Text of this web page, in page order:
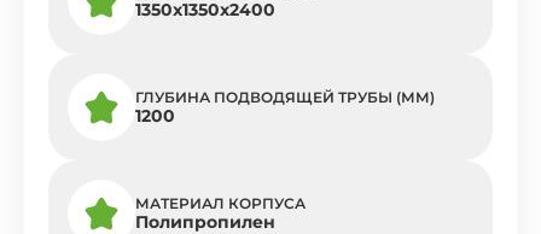
1350х1350х2400
ГЛУБИНА ПОДВОДЯЩЕЙ ТРУБЫ (ММ)
1200
МАТЕРИАЛ КОРПУСА
Полипропилен